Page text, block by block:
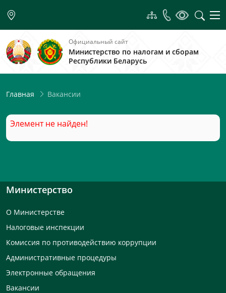
Официальный сайт
Министерство по налогам и сборам
Республики Беларусь
Главная Вакансии
Элемент не найден!
Министерство
О Министерстве
Налоговые инспекции
Комиссия по противодействию коррупции
Административные процедуры
Электронные обращения
Вакансии